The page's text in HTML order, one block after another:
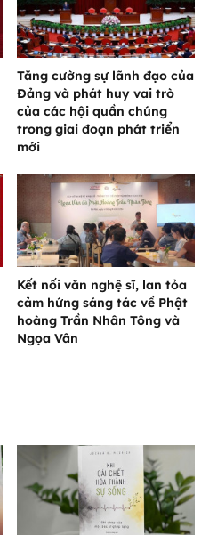
Tăng cường sự lãnh đạo của
Đảng và phát huy vai trò
của các hội quần chúng
trong giai đoạn phát triển
mới
Kết nối văn nghệ sĩ, lan tỏa
cảm hứng sáng tác về Phật
hoàng Trần Nhân Tông và
Ngọa Vân